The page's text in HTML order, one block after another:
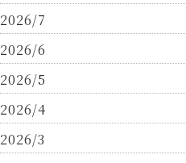
2026/7
2026/6
2026/5
2026/4
2026/3